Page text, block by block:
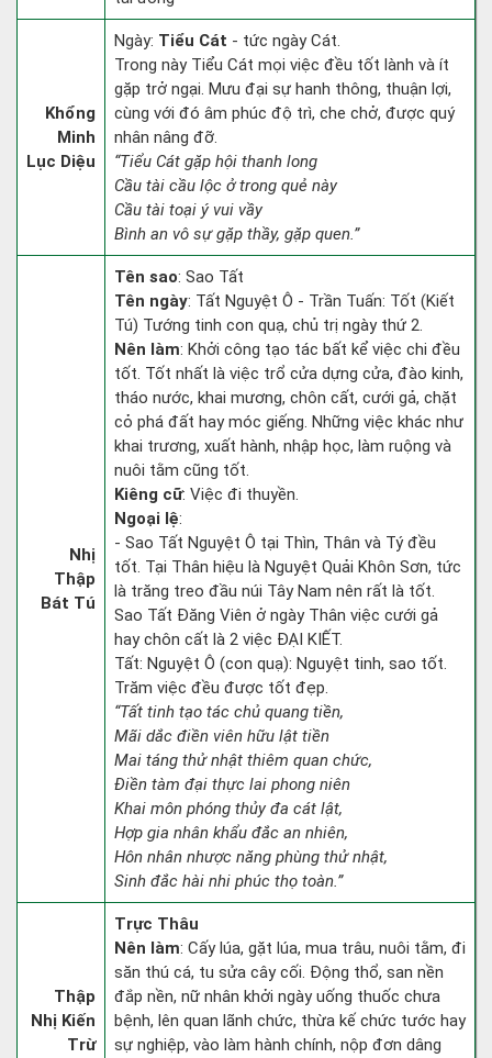
Khổng
Minh
Lục Diệu
Ngày: Tiểu Cát - tức ngày Cát.
Trong này Tiểu Cát mọi việc đều tốt lành và ít
gặp trở ngại. Mưu đại sự hanh thông, thuận lợi,
cùng với đó âm phúc độ trì, che chở, được quý
nhân nâng đỡ.
“Tiểu Cát gặp hội thanh long
Cầu tài cầu lộc ở trong quẻ này
Cầu tài toại ý vui vầy
Bình an vô sự gặp thầy, gặp quen.”
Nhị
Thập
Bát Tú
Tên sao: Sao Tất
Tên ngày: Tất Nguyệt Ô - Trần Tuấn: Tốt (Kiết
Tú) Tướng tinh con quạ, chủ trị ngày thứ 2.
Nên làm: Khởi công tạo tác bất kể việc chi đều
tốt. Tốt nhất là việc trổ cửa dựng cửa, đào kinh,
tháo nước, khai mương, chôn cất, cưới gả, chặt
cỏ phá đất hay móc giếng. Những việc khác như
khai trương, xuất hành, nhập học, làm ruộng và
nuôi tằm cũng tốt.
Kiêng cữ: Việc đi thuyền.
Ngoại lệ:
- Sao Tất Nguyệt Ô tại Thìn, Thân và Tý đều
tốt. Tại Thân hiệu là Nguyệt Quải Khôn Sơn, tức
là trăng treo đầu núi Tây Nam nên rất là tốt.
Sao Tất Đăng Viên ở ngày Thân việc cưới gả
hay chôn cất là 2 việc ĐẠI KIẾT.
Tất: Nguyệt Ô (con quạ): Nguyệt tinh, sao tốt.
Trăm việc đều được tốt đẹp.
“Tất tinh tạo tác chủ quang tiền,
Mãi dắc điền viên hữu lật tiền
Mai táng thử nhật thiêm quan chức,
Điền tàm đại thực lai phong niên
Khai môn phóng thủy đa cát lật,
Hợp gia nhân khẩu đắc an nhiên,
Hôn nhân nhược năng phùng thử nhật,
Sinh đắc hài nhi phúc thọ toàn.”
Thập
Nhị Kiến
Trừ
Trực Thâu
Nên làm: Cấy lúa, gặt lúa, mua trâu, nuôi tằm, đi
săn thú cá, tu sửa cây cối. Động thổ, san nền
đắp nền, nữ nhân khởi ngày uống thuốc chưa
bệnh, lên quan lãnh chức, thừa kế chức tước hay
sự nghiệp, vào làm hành chính, nộp đơn dâng